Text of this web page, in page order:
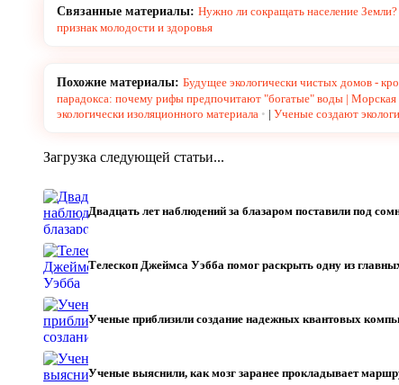
Связанные материалы: Нужно ли сокращать население
признак молодости и здоровья
Похожие материалы: Будущее экологически чистых домов -
парадокса: почему рифы предпочитают "богатые" воды | Морская
экологически изоляционного материала
| Ученые создают
Загрузка следующей статьи...
Двадцать лет наблюдений за блазаром поставили под
Телескоп Джеймса Уэбба помог раскрыть одну из
Ученые приблизили создание надежных квантовых
Ученые выяснили, как мозг заранее прокладывает